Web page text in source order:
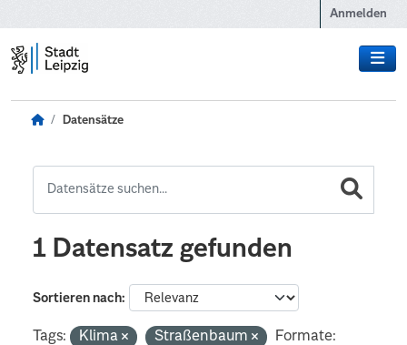
Anmelden
Datensätze
1 Datensatz gefunden
Sortieren nach
Tags: Klima Straßenbaum
Formate: